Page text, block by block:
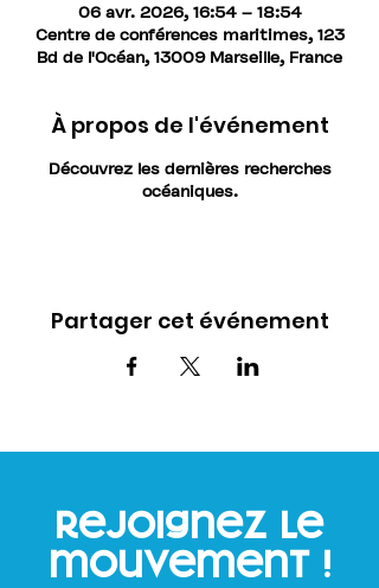
06 avr. 2026, 16:54 – 18:54
Centre de conférences maritimes, 123
Bd de l'Océan, 13009 Marseille, France
À propos de l'événement
Découvrez les dernières recherches
océaniques.
Partager cet événement
rejoignez le
mouvement !